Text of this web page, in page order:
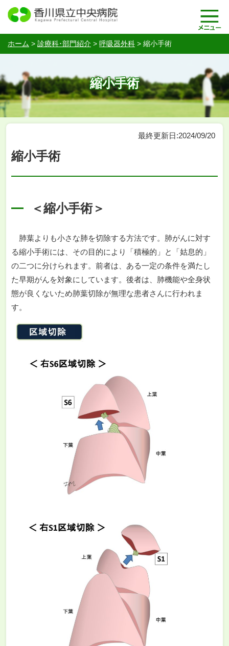
ホーム > 診療科･部門紹介 > 呼吸器外科 > 縮小手術
縮小手術
最終更新日:2024/09/20
縮小手術
＜縮小手術＞
肺葉よりも小さな肺を切除する方法です。肺がんに対す
る縮小手術には、その目的により「積極的」と「姑息的」
の二つに分けられます。前者は、ある一定の条件を満たし
た早期がんを対象にしています。後者は、肺機能や全身状
態が良くないため肺葉切除が無理な患者さんに行われま
す。